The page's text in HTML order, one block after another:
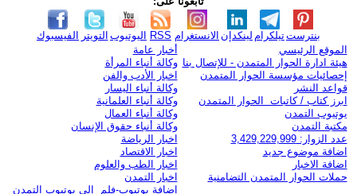
الفيسبوك التويتر اليوتيوب RSS الانستغرام لينكدإن تيلكرامبنترست
الموقع الرئيسي
هيئة ادارة الحوار المتمدن - للإتصال بنا
إحصائيات مؤسسة الحوار المتمدن
قواعد النشر
ابرز كتاب / كاتبات الحوار المتمدن
يوتيوب التمدن
مكتبة التمدن
عدد الزوار: 3,429,229,999
اضافة موضوع جديد
اضافة الاخبار
حملات الحوار المتمدن التضامنية
أخبار عامة
وكالة أنباء المرأة
اخبار الأدب والفن
وكالة أنباء اليسار
وكالة أنباء العلمانية
وكالة أنباء العمال
وكالة أنباء حقوق الإنسان
اخبار الرياضة
اخبار الاقتصاد
اخبار الطب والعلوم
اخبار التمدن
إضافة يوتيوب-فلم إلى يوتيوب التمدن